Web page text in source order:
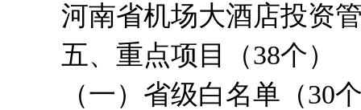
河南省机场大酒店投资
五、重点项目（38个）
（一）省级白名单（30